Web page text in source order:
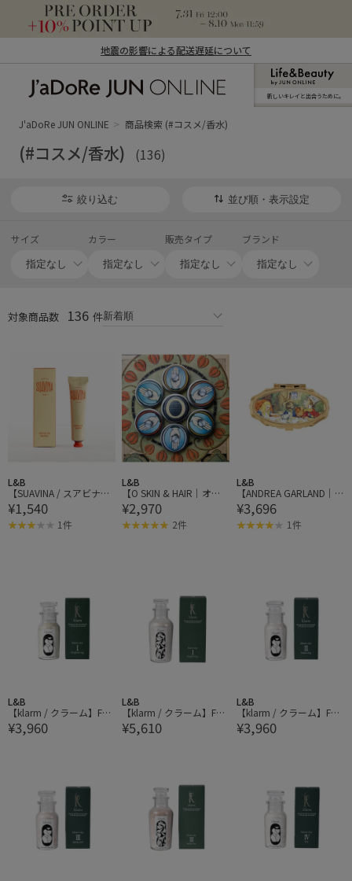
地震の影響による配送遅延について
ン オンライン）
新しいキレイと出合うために。
J'aDoRe JUN ONLINE 商品検索 (#コスメ/香水)
(#コスメ/香水) (136)
絞り込む 並び順・表示設定
サイズ カラー 販売タイプ ブランド
対象商品数 136 件
L&B
【SUAVINA / スアビナ】
Suavina Original Hand C
ream 40ml
¥1,540
1件
L&B
【O SKIN & HAIR｜オ
ー・スキン アンド ヘ
ア】O BALM 20ml （オ
ー・バーム）ハンド
¥2,970
2件
L&B
【ANDREA GARLAND｜
アンドレアガーランド】
アロマリップ&ネイルバ
ーム ALICE:Mad Hatter's
¥3,696
1件
L&B
【klarm / クラーム】Fac
e Pack No.1 brightening
40g フェイスパック ブラ
¥3,960
L&B
【klarm / クラーム】Fac
e Pack No.1 brightening
80g フェイスパック ブラ
¥5,610
L&B
【klarm / クラーム】Fac
e Pack No.2 balancing 4
0g フェイスパック バラ
¥3,960